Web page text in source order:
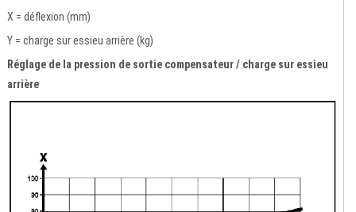
X = déflexion (mm)
Y = charge sur essieu arrière (kg)
Réglage de la pression de sortie compensateur / charge sur essieu
arrière